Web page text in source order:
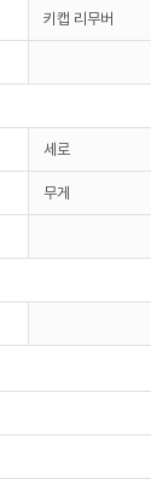
키캡 리무버
세로
무게